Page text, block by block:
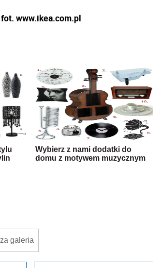
www.ikea.com.pl
Wybierz z nami dodatki do
domu z motywem muzycznym
galeria